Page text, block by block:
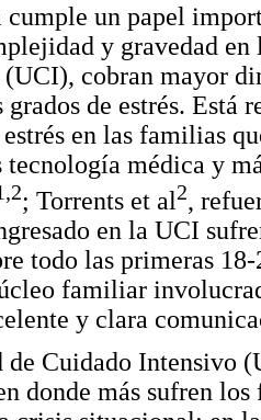
un papel
y gravedad
cobran mayor
grados de estrés. Está
en las familias
tecnología médica y
; Torrents et al2,
en la UCI
todo las primeras
familiar
y clara
de Cuidado Intensivo
donde más sufren